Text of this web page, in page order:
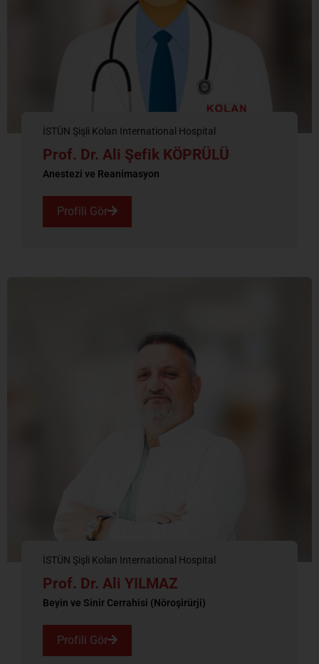
İSTÜN Şişli Kolan International Hospital
Prof. Dr. Ali Şefik KÖPRÜLÜ
Anestezi ve Reanimasyon
Profili Gör
İSTÜN Şişli Kolan International Hospital
Prof. Dr. Ali YILMAZ
Beyin ve Sinir Cerrahisi (Nöroşirürji)
Profili Gör